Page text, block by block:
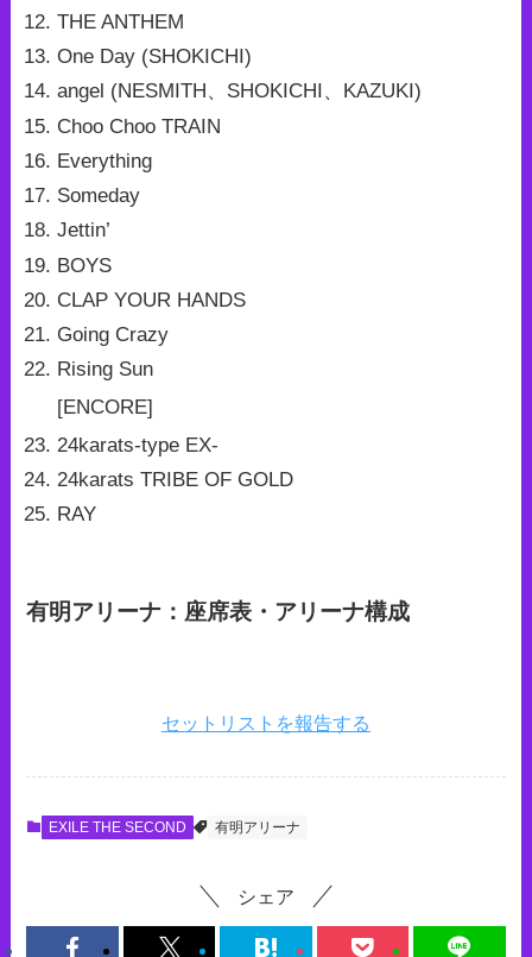
THE ANTHEM
One Day (SHOKICHI)
angel (NESMITH、SHOKICHI、KAZUKI)
Choo Choo TRAIN
Everything
Someday
Jettin’
BOYS
CLAP YOUR HANDS
Going Crazy
Rising Sun
[ENCORE]
24karats-type EX-
24karats TRIBE OF GOLD
RAY
有明アリーナ：座席表・アリーナ構成
セットリストを報告する
EXILE THE SECOND 有明アリーナ
シェア